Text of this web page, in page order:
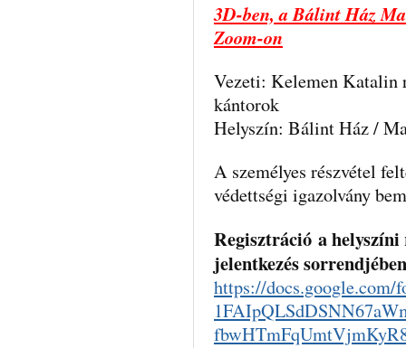
3D-ben, a Bálint Ház
Zoom-on
Vezeti: Kelemen Katalin
kántorok
Helyszín: Bálint Ház /
A személyes részvétel
védettségi igazolvány
Regisztráció a helyszíni
jelentkezés
https://docs.google.com/